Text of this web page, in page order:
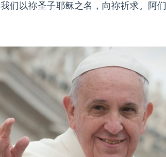
我们以祢圣子耶稣之名，向祢祈求。阿们